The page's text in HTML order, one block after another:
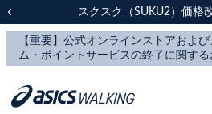
スクスク（SUKU2）価格
配送に関するお
スクスク（SUKU2）価格
配送に関するお